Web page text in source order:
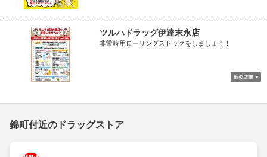
ツルハドラッグ伊達末永店
非常時用ローリングストックをしましょう！
錦町付近のドラッグストア